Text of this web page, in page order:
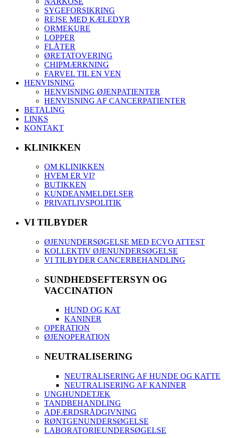
SYGEFORSIKRING
REJSE MED KÆLEDYR
ORMEKURE
LOPPER
FLÅTER
ØRETATOVERING
CHIPMÆRKNING
FARVEL TIL EN VEN
HENVISNING
HENVISNING ØJENPATIENTER
HENVISNING AF CANCERPATIENTER
BETALING
LINKS
KONTAKT
KLINIKKEN
OM KLINIKKEN
HVEM ER VI?
BUTIKKEN
KUNDEANMELDELSER
PRIVATLIVSPOLITIK
VI TILBYDER
ØJENUNDERSØGELSE MED ECVO ATTEST
KOLLEKTIV ØJENUNDERSØGELSE
VI TILBYDER CANCERBEHANDLING
SUNDHEDSEFTERSYN OG
VACCINATION
HUND OG KAT
KANINER
OPERATION
ØJENOPERATION
NEUTRALISERING
NEUTRALISERING AF HUNDE OG KATTE
NEUTRALISERING AF KANINER
UNGHUNDETJEK
TANDBEHANDLING
ADFÆRDSRÅDGIVNING
RØNTGENUNDERSØGELSE
LABORATORIEUNDERSØGELSE